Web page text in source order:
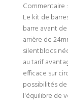
Commentaire :
Le kit de
barre avant
arrière de
silentblocs
au tarif
efficace sur
possibilités
l'équilibre de